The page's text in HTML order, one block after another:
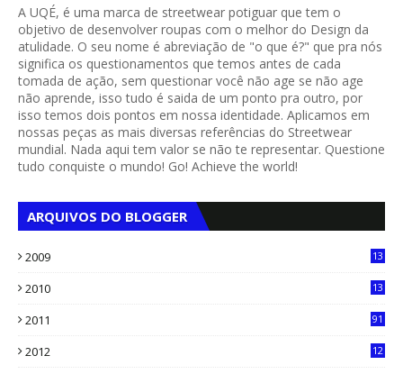
A UQÉ, é uma marca de streetwear potiguar que tem o
objetivo de desenvolver roupas com o melhor do Design da
atulidade. O seu nome é abreviação de "o que é?" que pra nós
significa os questionamentos que temos antes de cada
tomada de ação, sem questionar você não age se não age
não aprende, isso tudo é saida de um ponto pra outro, por
isso temos dois pontos em nossa identidade. Aplicamos em
nossas peças as mais diversas referências do Streetwear
mundial. Nada aqui tem valor se não te representar. Questione
tudo conquiste o mundo! Go! Achieve the world!
ARQUIVOS DO BLOGGER
2009
13
2010
13
2011 91
2012
12